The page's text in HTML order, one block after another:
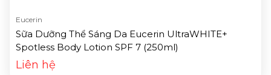
Eucerin
Sữa Dưỡng Thể Sáng Da Eucerin UltraWHITE+
Spotless Body Lotion SPF 7 (250ml)
Liên hệ